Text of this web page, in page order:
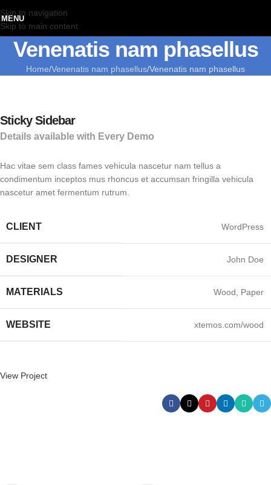
Skip to navigation
Skip to main content
MENU
Venenatis nam phasellus
Home Venenatis nam phasellus Venenatis nam phasellus
Sticky Sidebar
Details available with Every Demo
Hac vitae sem class fames vehicula nascetur nam tellus a
condimentum inceptos mus rhoncus et accumsan fringilla vehicula
nascetur amet fermentum rutrum.
CLIENT WordPress
DESIGNER John Doe
MATERIALS Wood, Paper
WEBSITE xtemos.com/wood
View Project